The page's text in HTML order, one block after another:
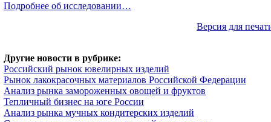
Подробнее об исследовании…
Версия для
Другие новости в рубрике:
Российский рынок ювелирных изделий
Рынок лакокрасочных материалов Российской Федерации
Анализ рынка замороженных овощей и фруктов
Тепличный бизнес на юге России
Анализ рынка мучных кондитерских изделий